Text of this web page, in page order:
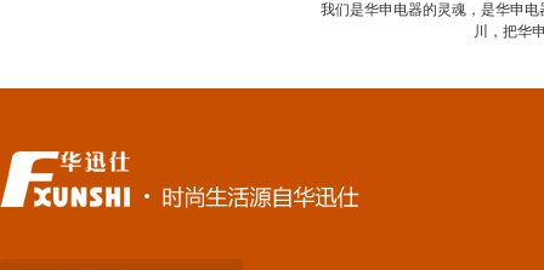
我们是华申电器的灵魂，是华申
川，把华